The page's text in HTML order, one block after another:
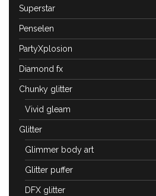
Superstar
Penselen
PartyXplosion
Diamond fx
Chunky glitter
Vivid gleam
Glitter
Glimmer body art
Glitter puffer
DFX glitter